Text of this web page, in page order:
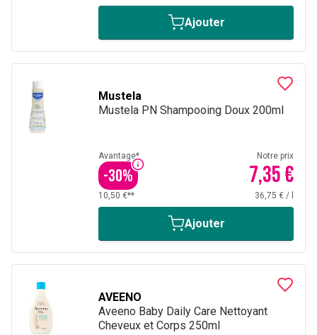
Ajouter
Mustela
Mustela PN Shampooing Doux 200ml
Avantage*
-30%
Notre prix
7,35 €
10,50 €** 36,75 € /
Ajouter
AVEENO
Aveeno Baby Daily Care Nettoyant
Cheveux et Corps 250ml